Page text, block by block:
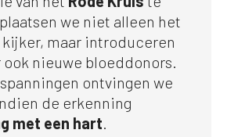
we niet alleen het
maar introduceren
nieuwe bloeddonors.
ontvingen we
de erkenning
met een hart